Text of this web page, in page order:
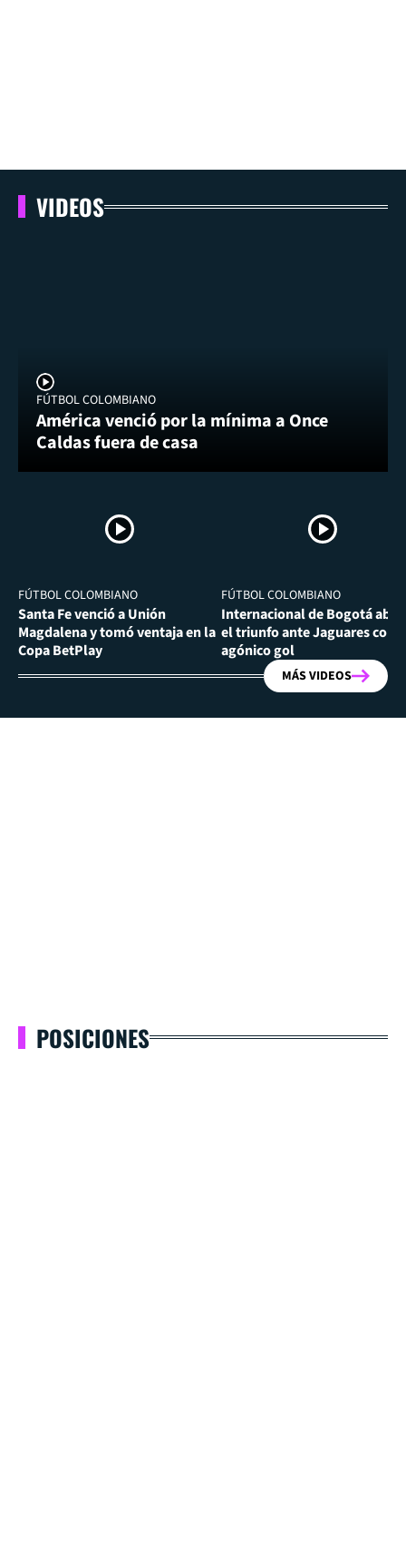
VIDEOS
FÚTBOL COLOMBIANO
América venció por la mínima a Once
Caldas fuera de casa
FÚTBOL COLOMBIANO
Santa Fe venció a Unión
Magdalena y tomó ventaja en la
Copa BetPlay
FÚTBOL COLOMBIANO
Internacional de Bogotá
el triunfo ante Jaguares con
agónico gol
MÁS VIDEOS
POSICIONES